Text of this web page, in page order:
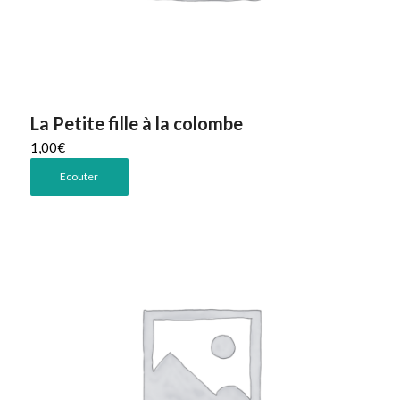
La Petite fille à la colombe
1,00€
Ecouter